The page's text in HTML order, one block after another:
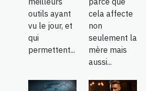
outils ayant
vu le jour, et
qui
permettent...
cela affecte
non
seulement la
mère mais
aussi...